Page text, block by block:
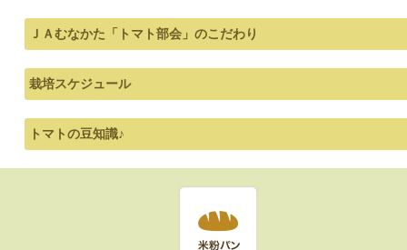
ＪＡむなかた「トマト部会」のこだわり
栽培スケジュール
トマトの豆知識♪